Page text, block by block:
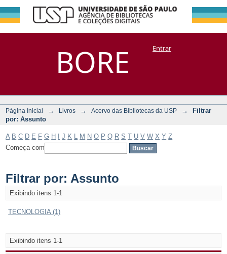
BORE
Filtrar por:
Assunto
DSpace/Manakin + CoriscoEntrar
Página Inicial → Livros → Acervo das Bibliotecas da USP →
Filtrar
por: Assunto
A B C D E F G H J K M N O P Q R S T U V W X Y Z
Começa com
Filtrar por: Assunto
Exibindo itens 1-1
TECNOLOGIA (1)
Exibindo itens 1-1